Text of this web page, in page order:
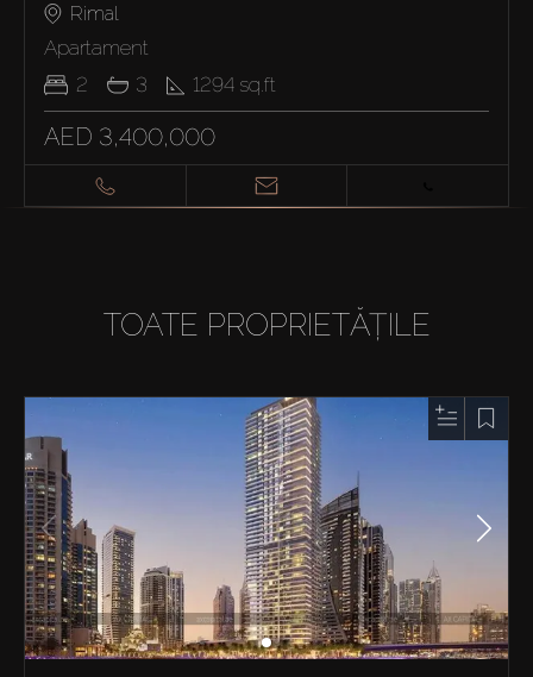
Rimal
Apartament
2
3 1294 sq.ft
AED 3,400,000
TOATE PROPRIETĂȚILE